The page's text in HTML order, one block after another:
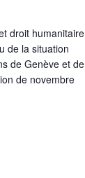
droit humanitaire
de la situation
de Genève et de
de novembre